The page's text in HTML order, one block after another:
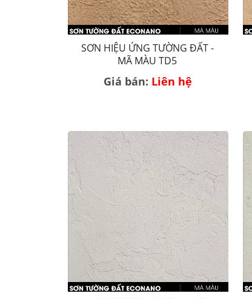
SƠN HIỆU ỨNG TƯỜNG ĐẤT -
MÃ MÀU TD5
Giá bán: Liên hệ